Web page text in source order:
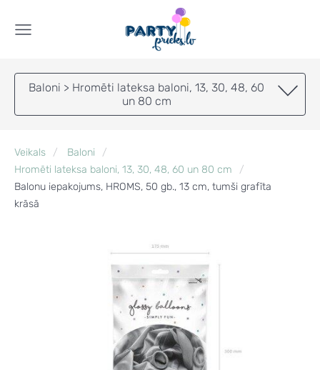
Baloni > Hromēti lateksa baloni, 13, 30, 48, 60
un 80 cm
Veikals
Baloni
Hromēti lateksa baloni, 13, 30, 48, 60 un 80 cm
Balonu iepakojums, HROMS, 50 gb., 13 cm, tumši grafīta
krāsā